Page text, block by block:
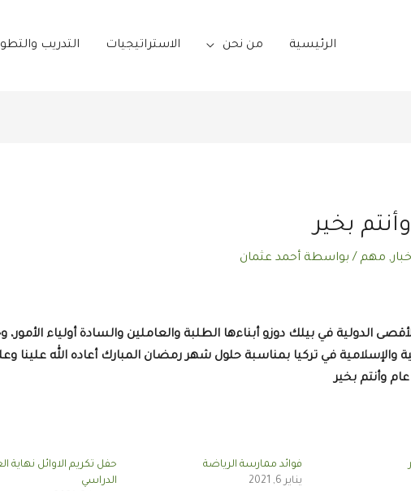
الرئيسية من نحن الاستراتيجيات التدريب
بخير
, مهم / بواسطة أحمد عثمان
الدولية في بيلك دوزو أبناءها الطلبة والعاملين والسادة أولياء الأمور،
والإسلامية في تركيا بمناسبة حلول شهر رمضان المبارك أعاده الله علينا
وأنتم بخير
فوائد ممارسة الرياضة
يناير 6, 2021
حفل تكريم الاوائل نهاية
الدراسي